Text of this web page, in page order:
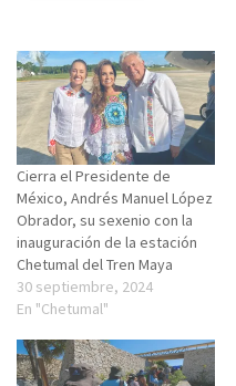
Cierra el Presidente de
México, Andrés Manuel López
Obrador, su sexenio con la
inauguración de la estación
Chetumal del Tren Maya
30 septiembre, 2024
En "Chetumal"